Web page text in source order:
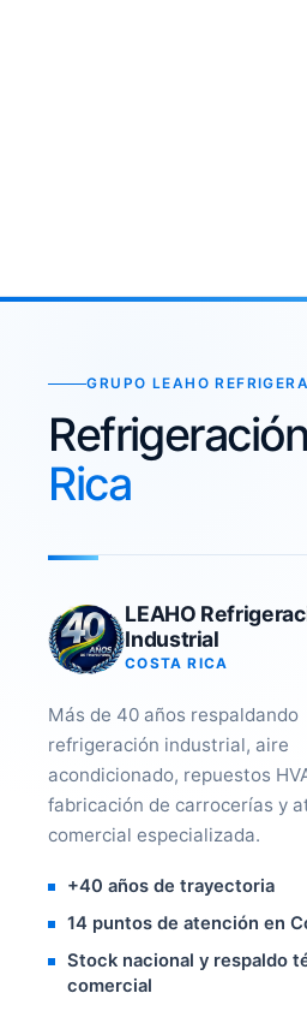
GRUPO LEAHO
Rica
LEAHO
Industrial
COSTA RICA
Más de 40 años respaldando
refrigeración industrial, aire
acondicionado, repuestos
fabricación de carrocerías y
comercial especializada.
+40 años de trayectoria
14 puntos de atención en
Stock nacional y respaldo
comercial